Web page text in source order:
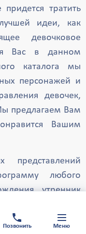
Чехов
Купавна
Щёлково
Яхрома
тратить
идеи, как
девочковое
Вас в данном
каталога мы
персонажей и
девочек,
предлагаем Вам
Вашим
любого
утренник
адаптируются
Хорошо
Позвонить
Меню